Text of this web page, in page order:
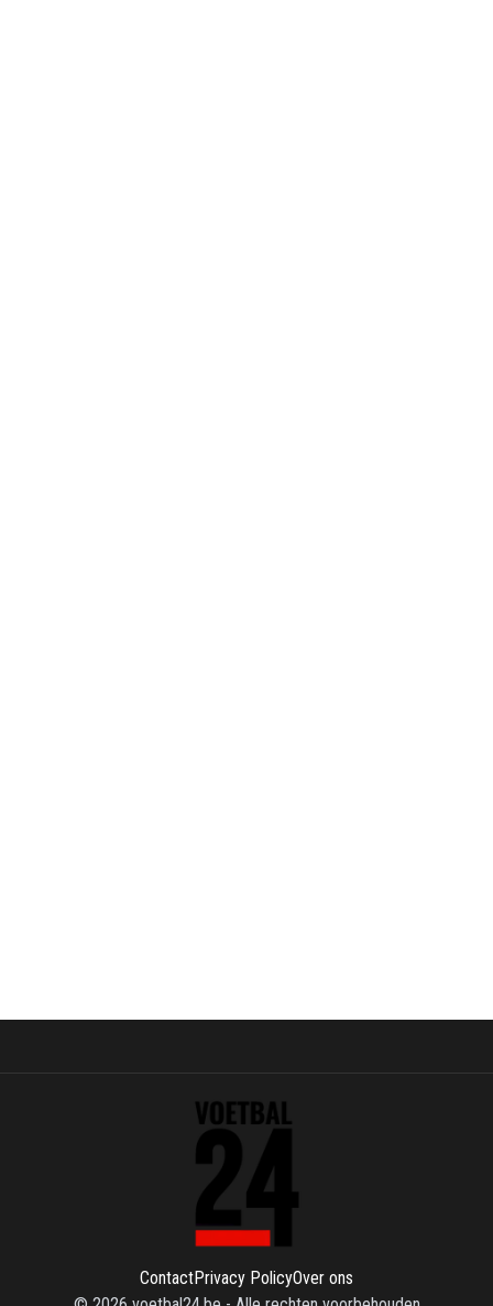
ContactPrivacy PolicyOver ons